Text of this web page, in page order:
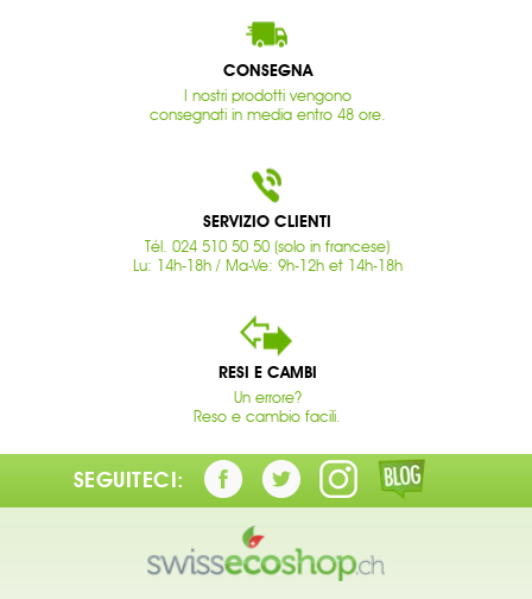
CONSEGNA
I nostri prodotti vengono
consegnati in media entro 48 ore.
SERVIZIO CLIENTI
Tél. 024 510 50 50 (solo in francese)
Lu: 14h-18h / Ma-Ve: 9h-12h et 14h-18h
RESI E CAMBI
Un errore?
Reso e cambio facili.
SEGUITECI: